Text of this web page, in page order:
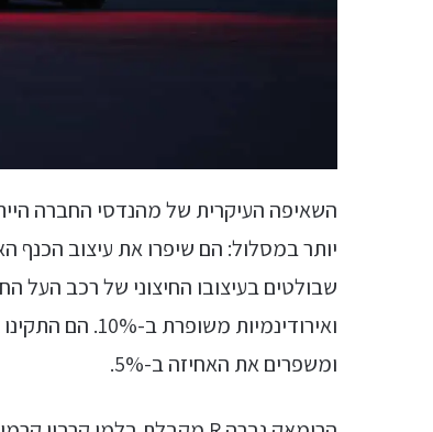
השאיפה העיקרית של מהנדסי החברה
יותר במסלול: הם שיפרו את עיצוב הכנף
ומשפרים את האחיזה ב-5%.